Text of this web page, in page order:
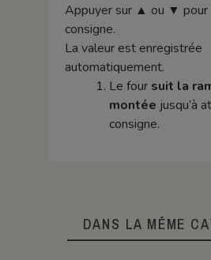
Appuyer sur ▲ ou ▼
consigne.
La valeur est enregistrée
automatiquement.
Le four suit la
montée jusqu’à
consigne.
DANS LA MÊME